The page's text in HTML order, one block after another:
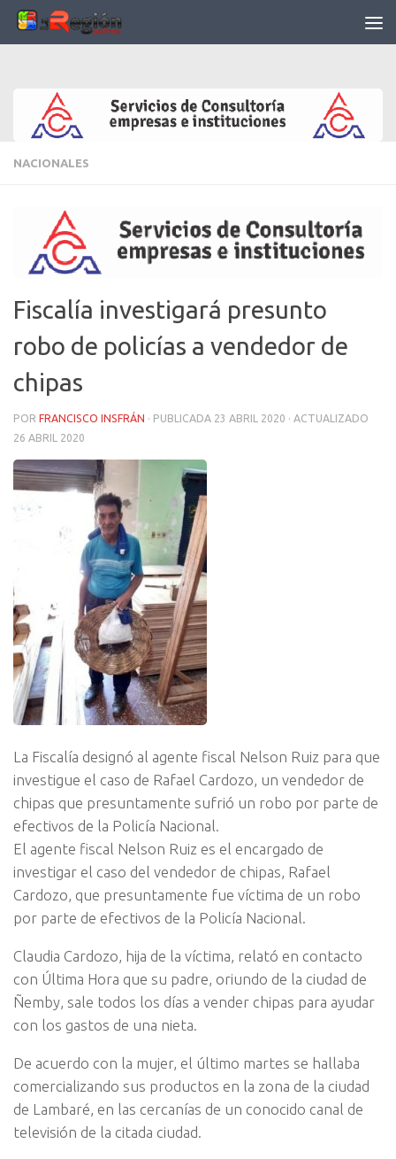
Saltar al contenido
NACIONALES
Fiscalía investigará presunto
robo de policías a vendedor de
chipas
POR FRANCISCO INSFRÁN · PUBLICADA 23 ABRIL 2020 · ACTUALIZADO
26 ABRIL 2020
La Fiscalía designó al agente fiscal Nelson Ruiz para que
investigue el caso de Rafael Cardozo, un vendedor de
chipas que presuntamente sufrió un robo por parte de
efectivos de la Policía Nacional.
El agente fiscal Nelson Ruiz es el encargado de
investigar el caso del vendedor de chipas, Rafael
Cardozo, que presuntamente fue víctima de un robo
por parte de efectivos de la Policía Nacional.
Claudia Cardozo, hija de la víctima, relató en contacto
con Última Hora que su padre, oriundo de la ciudad de
Ñemby, sale todos los días a vender chipas para ayudar
con los gastos de una nieta.
De acuerdo con la mujer, el último martes se hallaba
comercializando sus productos en la zona de la ciudad
de Lambaré, en las cercanías de un conocido canal de
televisión de la citada ciudad.